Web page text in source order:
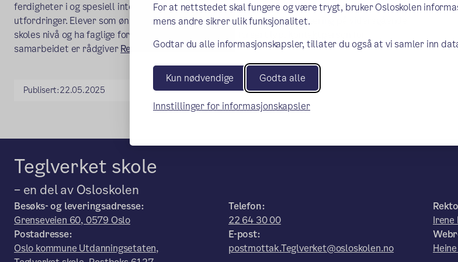
For at nettstedet skal fungere og være trygt, bruker Osloskolen
mens andre sikrer ulik funksjonalitet.
Godtar du alle informasjonskapsler, tillater du også at vi samler inn
Kun nødvendige Godta alle
Innstillinger for informasjonskapsler
ferdigheter i og spesiell interesse for matematikk eller engelsk, og som ønsker ekstra
utfordringer. Elever som ønsker å delta må kunne nyttiggjøre seg opplæring på videregående
skoles nivå og ha faglige forutsetninger for å følge et forsert løp. Kontaktperson for
samarbeidet er rådgiverReidun Marie Larsen.
Publisert:22.05.2025
Teglverket skole
– en del av Osloskolen
Besøks- og leveringsadresse:
Grenseveien 60, 0579 Oslo
Postadresse:
Oslo kommune Utdanningsetaten,
Telefon:
22 64 30 00
E-post:
postmottak.Teglverket@osloskolen.no
Irene